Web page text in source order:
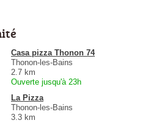
Casa pizza Thonon 74
Thonon-les-Bains
2.7 km
Ouverte jusqu'à 23h
La Pizza
Thonon-les-Bains
3.3 km